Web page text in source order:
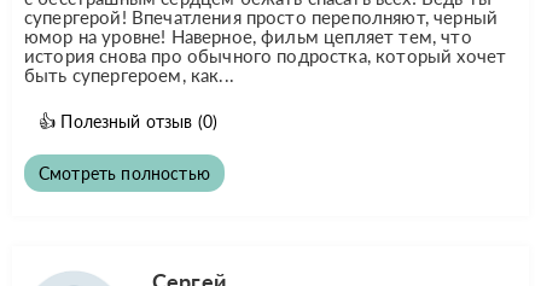
супергерой! Впечатления просто переполняют, черный
юмор на уровне! Наверное, фильм цепляет тем, что
история снова про обычного подростка, который хочет
быть супергероем, как...
👍 Полезный отзыв (0)
Смотреть полностью